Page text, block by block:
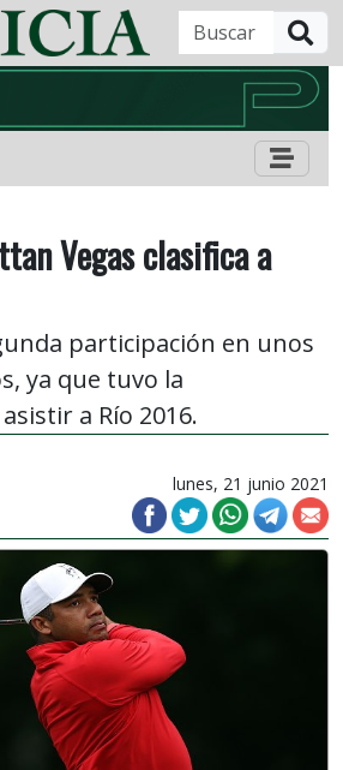
Vegas clasifica a
participación en unos
ya que tuvo la
a Río 2016.
lunes, 21 junio 2021